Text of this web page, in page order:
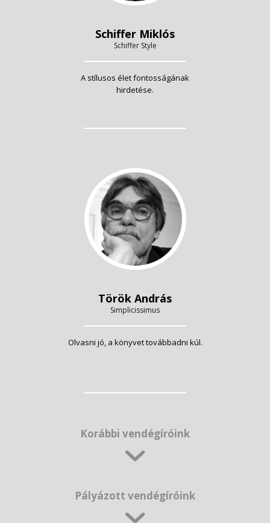
Schiffer Miklós
Schiffer Style
A stílusos élet fontosságának
hirdetése.
Török András
Simplicissimus
Olvasni jó, a könyvet továbbadni kúl.
Korábbi vendégíróink
Pályázott vendégíróink